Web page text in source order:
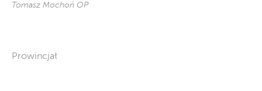
Tomasz Mochoń OP
Prowincjał